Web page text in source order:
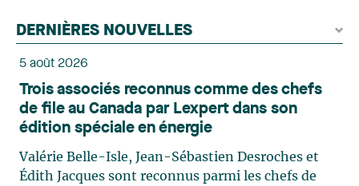
DERNIÈRES NOUVELLES
5 août 2026
Trois associés reconnus comme des chefs
de file au Canada par Lexpert dans son
édition spéciale en énergie
Valérie Belle-Isle, Jean-Sébastien Desroches et
Édith Jacques sont reconnus parmi les chefs de